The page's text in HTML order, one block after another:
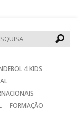
4 KIDS
FORMAÇÃO